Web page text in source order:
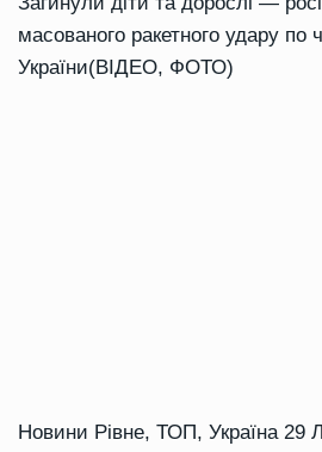
масованого ракетного удару по
України(ВІДЕО, ФОТО)
Новини Рівне, ТОП, Україна 29